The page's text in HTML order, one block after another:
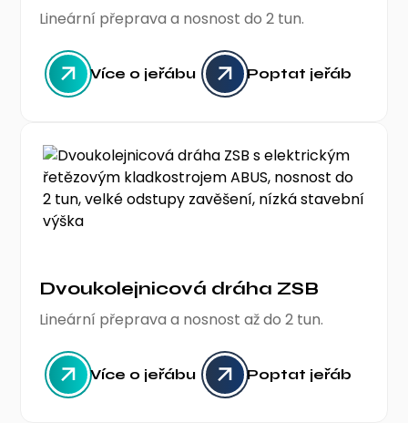
Lineární přeprava a nosnost do 2 tun.
Více o jeřábu Poptat jeřáb
Dvoukolejnicová dráha ZSB
Lineární přeprava a nosnost až do 2 tun.
Více o jeřábu Poptat jeřáb